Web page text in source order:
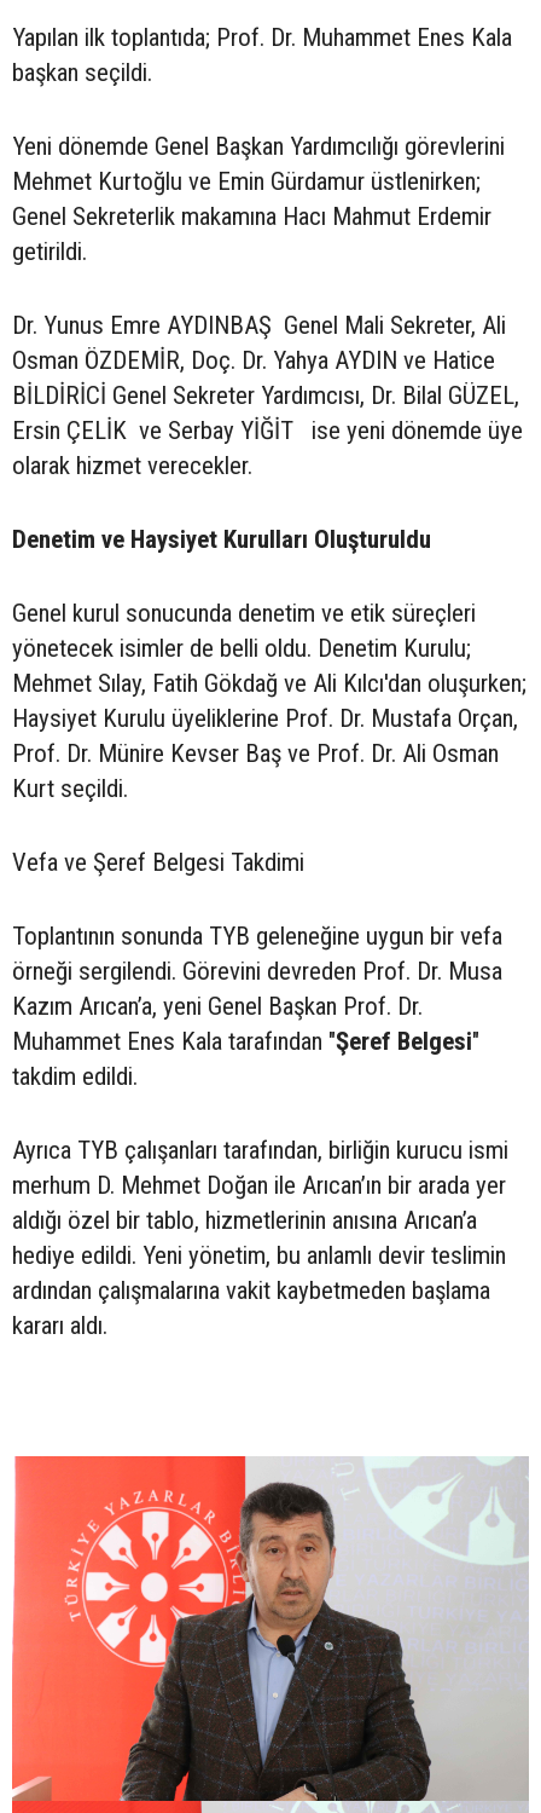
Yapılan ilk toplantıda; Prof. Dr. Muhammet Enes Kala
başkan seçildi.
Yeni dönemde Genel Başkan Yardımcılığı görevlerini
Mehmet Kurtoğlu ve Emin Gürdamur üstlenirken;
Genel Sekreterlik makamına Hacı Mahmut Erdemir
getirildi.
Dr. Yunus Emre AYDINBAŞ Genel Mali Sekreter, Ali
Osman ÖZDEMİR, Doç. Dr. Yahya AYDIN ve Hatice
BİLDİRİCİ Genel Sekreter Yardımcısı, Dr. Bilal GÜZEL,
Ersin ÇELİK ve Serbay YİĞİT ise yeni dönemde üye
olarak hizmet verecekler.
Denetim ve Haysiyet Kurulları Oluşturuldu
Genel kurul sonucunda denetim ve etik süreçleri
yönetecek isimler de belli oldu. Denetim Kurulu;
Mehmet Sılay, Fatih Gökdağ ve Ali Kılcı'dan oluşurken;
Haysiyet Kurulu üyeliklerine Prof. Dr. Mustafa Orçan,
Prof. Dr. Münire Kevser Baş ve Prof. Dr. Ali Osman
Kurt seçildi.
Vefa ve Şeref Belgesi Takdimi
Toplantının sonunda TYB geleneğine uygun bir vefa
örneği sergilendi. Görevini devreden Prof. Dr. Musa
Kazım Arıcan’a, yeni Genel Başkan Prof. Dr.
Muhammet Enes Kala tarafından "Şeref Belgesi"
takdim edildi.
Ayrıca TYB çalışanları tarafından, birliğin kurucu ismi
merhum D. Mehmet Doğan ile Arıcan’ın bir arada yer
aldığı özel bir tablo, hizmetlerinin anısına Arıcan’a
hediye edildi. Yeni yönetim, bu anlamlı devir teslimin
ardından çalışmalarına vakit kaybetmeden başlama
kararı aldı.